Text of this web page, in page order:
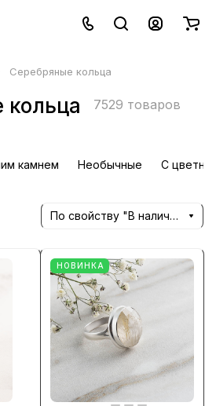
Серебряные кольца
кольца 7529 товаров
камнем Необычные С
По свойству "В наличии" (убывание)
НОВИНКА